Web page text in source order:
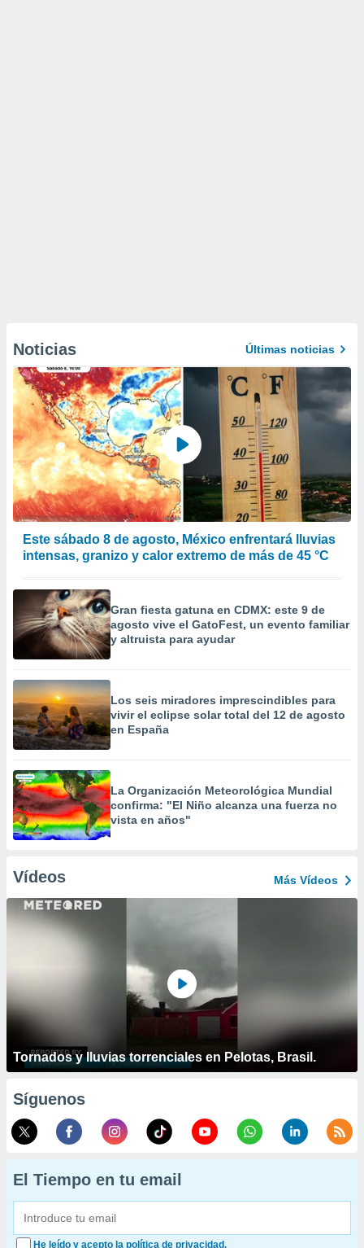
Noticias Últimas noticias
Este sábado 8 de agosto, México enfrentará lluvias
intensas, granizo y calor extremo de más de 45 °C
Gran fiesta gatuna en CDMX: este 9 de
agosto vive el GatoFest, un evento familiar
y altruista para ayudar
Los seis miradores imprescindibles para
vivir el eclipse solar total del 12 de agosto
en España
La Organización Meteorológica Mundial
confirma: "El Niño alcanza una fuerza no
vista en años"
Vídeos Más Vídeos
Tornados y lluvias torrenciales en Pelotas, Brasil.
Síguenos
El Tiempo en tu email
He leído y acepto la política de privacidad.